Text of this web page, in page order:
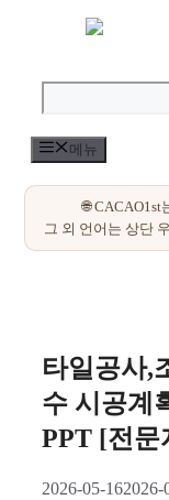
메뉴
타일공사,
수 시공계
PPT [전문
2026-05-162026-